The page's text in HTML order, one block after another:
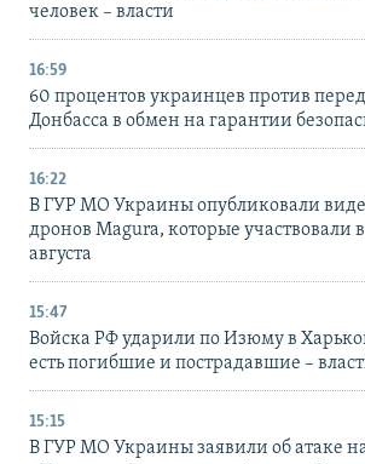
человек – власти
16:59
60 процентов украинцев против
Донбасса в обмен на гарантии
16:22
В ГУР МО Украины опубликовали
дронов Magura, которые участвовали
августа
15:47
Войска РФ ударили по Изюму в
есть погибшие и пострадавшие –
15:15
В ГУР МО Украины заявили об атаке